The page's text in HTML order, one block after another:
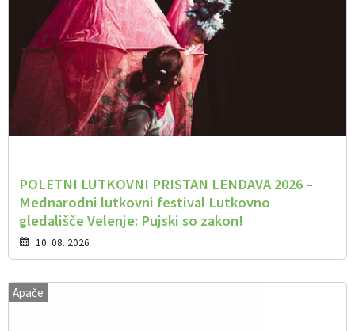
POLETNI LUTKOVNI PRISTAN LENDAVA 2026 –
Mednarodni lutkovni festival Lutkovno
gledališče Velenje: Pujski so zakon!
10. 08. 2026
Apače